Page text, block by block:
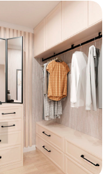
172 667₽
192 667₽